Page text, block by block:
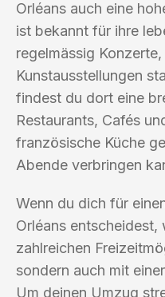
Orléans auch eine
ist bekannt für ihre
regelmässig
Kunstausstellungen
findest du dort eine
Restaurants, Cafés
französische Küche
Abende verbringen
Wenn du dich für
Orléans
zahlreichen
sondern auch mit
Um deinen Umzug